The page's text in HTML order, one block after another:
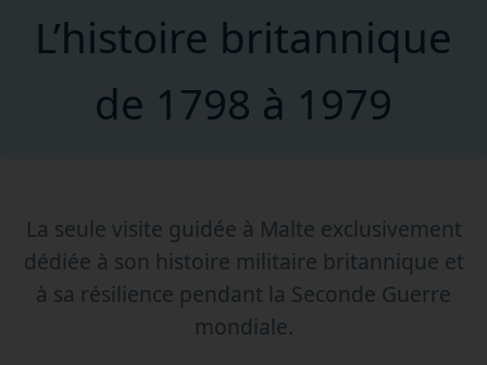
L’histoire britannique
de 1798 à 1979
La seule visite guidée à Malte exclusivement
dédiée à son histoire militaire britannique et
à sa résilience pendant la Seconde Guerre
mondiale.